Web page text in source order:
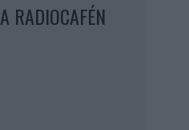
A RADIOCAFÉN